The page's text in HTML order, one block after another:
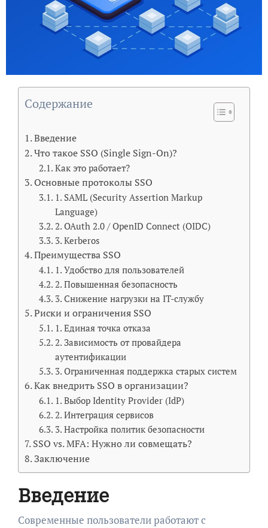
Содержание
Введение
Что такое SSO (Single Sign-On)?
Как это работает?
Основные протоколы SSO
1. SAML (Security Assertion Markup
Language)
2. OAuth 2.0 / OpenID Connect (OIDC)
3. Kerberos
Преимущества SSO
1. Удобство для пользователей
2. Повышенная безопасность
3. Снижение нагрузки на IT-службу
Риски и ограничения SSO
1. Единая точка отказа
2. Зависимость от провайдера
аутентификации
3. Ограниченная поддержка старых систем
Как внедрить SSO в организации?
1. Выбор Identity Provider (IdP)
2. Интеграция сервисов
3. Настройка политик безопасности
SSO vs. MFA: Нужно ли совмещать?
Заключение
Введение
Современные пользователи работают с